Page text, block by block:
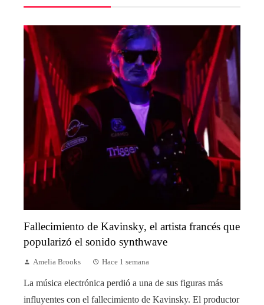
Fallecimiento de Kavinsky, el artista francés que
popularizó el sonido synthwave
Amelia Brooks Hace 1 semana
La música electrónica perdió a una de sus figuras más
influyentes con el fallecimiento de Kavinsky. El productor